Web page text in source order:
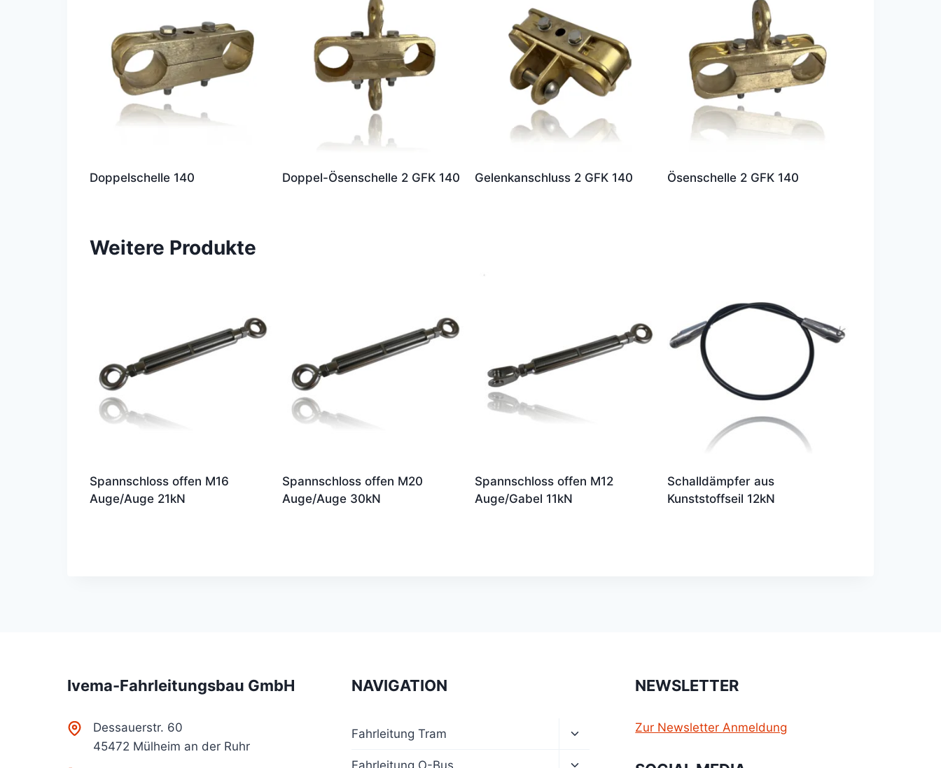
Doppelschelle 140 Doppel-Ösenschelle 2 GFK 140 Gelenkanschluss 2 GFK 140 Ösenschelle 2 GFK 140
Weitere Produkte
Spannschloss offen M16
Auge/Auge 21kN
Spannschloss offen M20
Auge/Auge 30kN
Spannschloss offen M12
Auge/Gabel 11kN
Schalldämpfer aus
Kunststoffseil 12kN
Ivema-Fahrleitungsbau GmbH
Dessauerstr. 60
45472 Mülheim an der Ruhr
NAVIGATION
Fahrleitung Tram
Untermenü
Fahrleitung O-Bus Untermenü
NEWSLETTER
Zur Newsletter Anmeldung